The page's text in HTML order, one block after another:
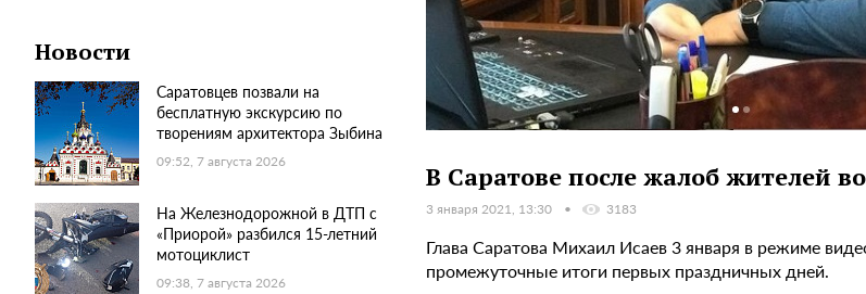
Новости
Саратовцев позвали на
бесплатную экскурсию по
творениям архитектора Зыбина
09:52, 7 августа 2026
На Железнодорожной в ДТП с
«Приорой» разбился 15-летний
мотоциклист
09:38, 7 августа 2026
В Саратове после жалоб жителей
3 января 2021, 13:30 3183
Глава Саратова Михаил Исаев 3 января в режиме
промежуточные итоги первых праздничных дней.